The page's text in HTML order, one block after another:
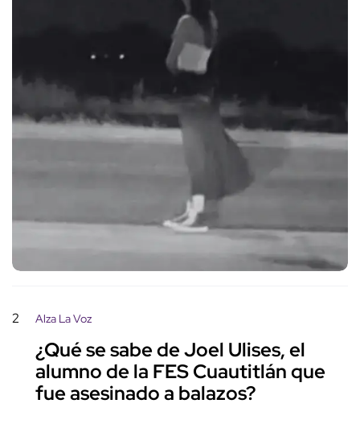
2 Alza La Voz
¿Qué se sabe de Joel Ulises, el
alumno de la FES Cuautitlán que
fue asesinado a balazos?